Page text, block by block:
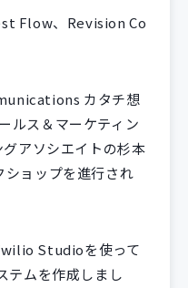
Flow、Revision Co
カタチ想
ルス＆マーケティン
アソシエイトの杉本
ョップを進行され
Studioを使って
テムを作成しまし